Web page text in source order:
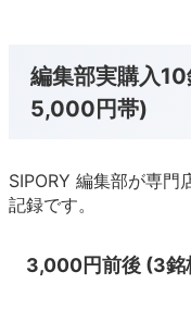
編集部実購入
5,000円帯)
SIPORY 編集部が専門
記録です。
3,000円前後 (3銘